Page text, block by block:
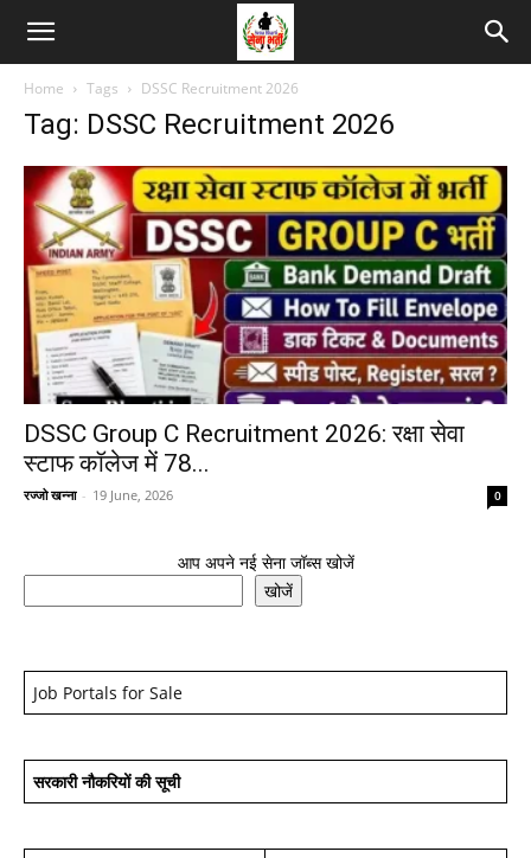
Home Tags DSSC Recruitment 2026
Tag: DSSC Recruitment 2026
DSSC Group C Recruitment 2026: रक्षा सेवा
स्टाफ कॉलेज में 78...
रज्जो खन्ना - 19 June, 2026 0
आप अपने नई सेना जॉब्स खोजें
खोजें
Job Portals for Sale
सरकारी नौकरियों की सूची